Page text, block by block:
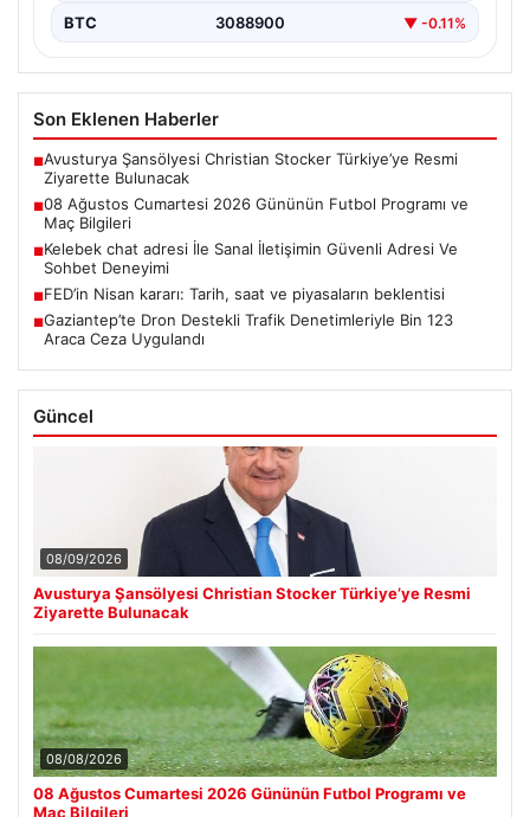
BTC 3088900 ▼ -0.11%
Son Eklenen Haberler
■Avusturya Şansölyesi Christian Stocker Türkiye’ye Resmi
Ziyarette Bulunacak
■08 Ağustos Cumartesi 2026 Gününün Futbol Programı ve
Maç Bilgileri
■Kelebek chat adresi İle Sanal İletişimin Güvenli Adresi Ve
Sohbet Deneyimi
■FED’in Nisan kararı: Tarih, saat ve piyasaların beklentisi
■Gaziantep’te Dron Destekli Trafik Denetimleriyle Bin 123
Araca Ceza Uygulandı
Güncel
08/09/2026
Avusturya Şansölyesi Christian Stocker Türkiye’ye Resmi
Ziyarette Bulunacak
08/08/2026
08 Ağustos Cumartesi 2026 Gününün Futbol Programı ve
Maç Bilgileri